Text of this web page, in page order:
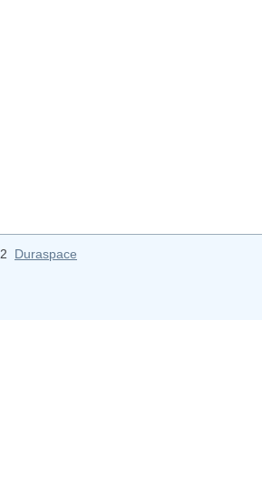
Duraspace